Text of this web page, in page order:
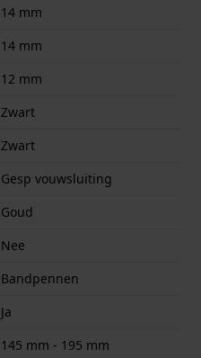
14 mm
14 mm
12 mm
Zwart
Zwart
Gesp vouwsluiting
Goud
Nee
Bandpennen
Ja
145 mm - 195 mm